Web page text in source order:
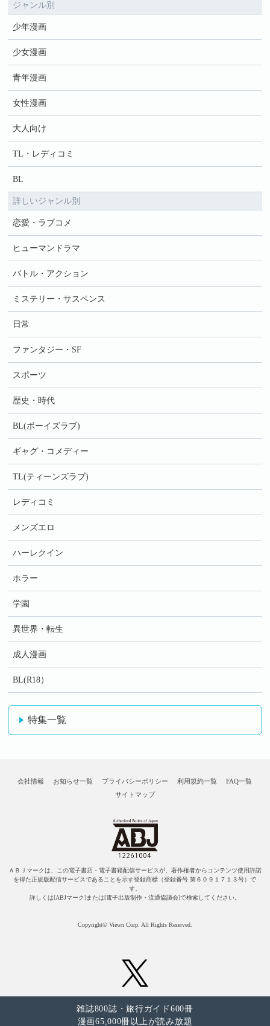
ジャンル別
少年漫画
少女漫画
青年漫画
女性漫画
大人向け
TL・レディコミ
BL
詳しいジャンル別
恋愛・ラブコメ
ヒューマンドラマ
バトル・アクション
ミステリー・サスペンス
日常
ファンタジー・SF
スポーツ
歴史・時代
BL(ボーイズラブ)
ギャグ・コメディー
TL(ティーンズラブ)
レディコミ
メンズエロ
ハーレクイン
ホラー
学園
異世界・転生
成人漫画
BL(R18）
特集一覧
会社情報 お知らせ一覧 プライバシーポリシー 利用規約一覧
FAQ一覧
サイトマップ
ＡＢＪマークは、この電子書店・電子書籍配信サービスが、著作権者からコンテンツ使用許諾
を得た正規版配信サービスであることを示す登録商標（登録番号 第６０９１７１３号）で
す。
詳しくは[ABJマーク]または[電子出版制作・流通協議会]で検索してください。
Copyright© Viewn Corp. All Rights Reserved.
雑誌800誌・旅行ガイド600冊
漫画65,000冊以上が読み放題